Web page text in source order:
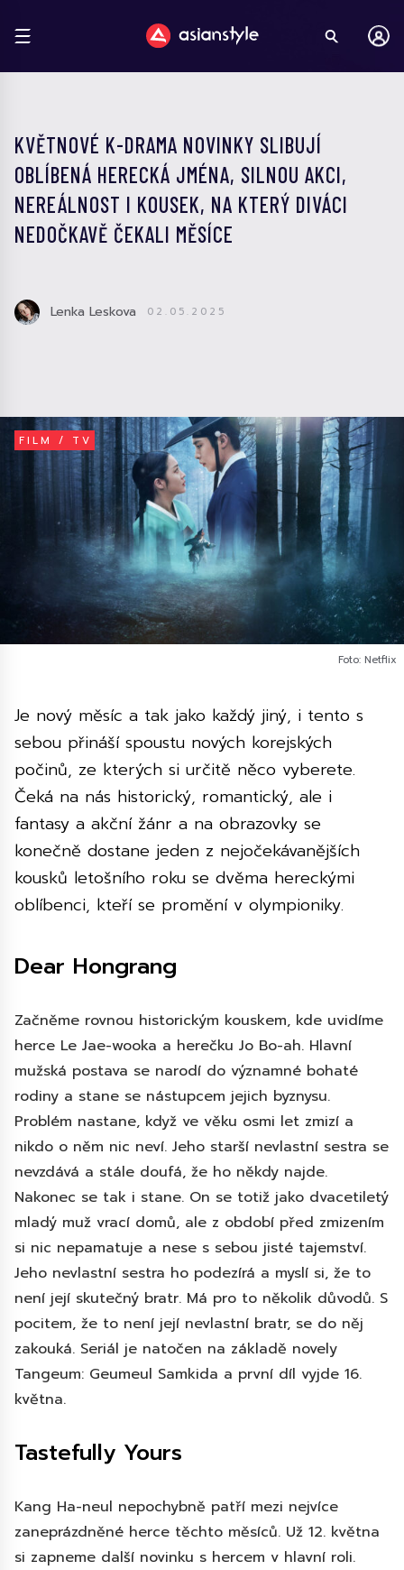
KVĚTNOVÉ K-DRAMA NOVINKY SLIBUJÍ
OBLÍBENÁ HERECKÁ JMÉNA, SILNOU AKCI,
NEREÁLNOST I KOUSEK, NA KTERÝ DIVÁCI
NEDOČKAVĚ ČEKALI MĚSÍCE
Lenka Leskova 02.05.2025
FILM / TV
Foto: Netflix
Je nový měsíc a tak jako každý jiný, i tento s
sebou přináší spoustu nových korejských
počinů, ze kterých si určitě něco vyberete.
Čeká na nás historický, romantický, ale i
fantasy a akční žánr a na obrazovky se
konečně dostane jeden z nejočekávanějších
kousků letošního roku se dvěma hereckými
oblíbenci, kteří se promění v olympioniky.
Dear Hongrang
Začněme rovnou historickým kouskem, kde uvidíme
herce Le Jae-wooka a herečku Jo Bo-ah. Hlavní
mužská postava se narodí do významné bohaté
rodiny a stane se nástupcem jejich byznysu.
Problém nastane, když ve věku osmi let zmizí a
nikdo o něm nic neví. Jeho starší nevlastní sestra se
nevzdává a stále doufá, že ho někdy najde.
Nakonec se tak i stane. On se totiž jako dvacetiletý
mladý muž vrací domů, ale z období před zmizením
si nic nepamatuje a nese s sebou jisté tajemství.
Jeho nevlastní sestra ho podezírá a myslí si, že to
není její skutečný bratr. Má pro to několik důvodů. S
pocitem, že to není její nevlastní bratr, se do něj
zakouká. Seriál je natočen na základě novely
Tangeum: Geumeul Samkida a první díl vyjde 16.
května.
Tastefully Yours
Kang Ha-neul nepochybně patří mezi nejvíce
zaneprázdněné herce těchto měsíců. Už 12. května
si zapneme další novinku s hercem v hlavní roli.